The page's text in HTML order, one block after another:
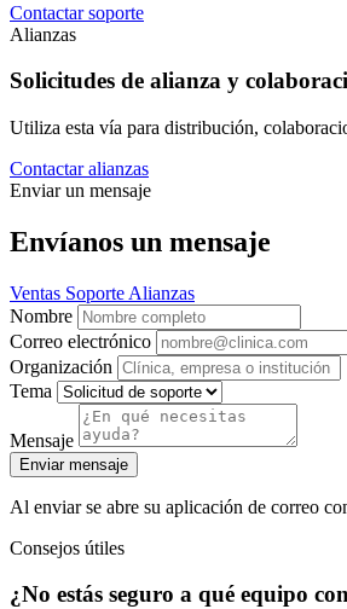
Contactar soporte
Alianzas
Solicitudes de alianza y
Utiliza esta vía para distribución,
Contactar alianzas
Enviar un mensaje
Envíanos un mensaje
Ventas Soporte Alianzas
Nombre
Correo electrónico
Organización
Tema
Mensaje
Enviar mensaje
Al enviar se abre su aplicación de correo
Consejos útiles
¿No estás seguro a qué equipo